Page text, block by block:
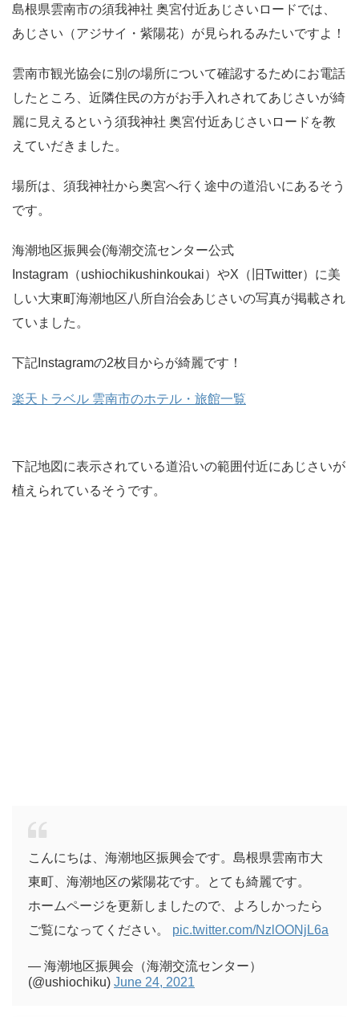
島根県雲南市の須我神社 奥宮付近あじさいロードでは、
あじさい（アジサイ・紫陽花）が見られるみたいですよ！
雲南市観光協会に別の場所について確認するためにお電話
したところ、近隣住民の方がお手入れされてあじさいが綺
麗に見えるという須我神社 奥宮付近あじさいロードを教
えていだきました。
場所は、須我神社から奥宮へ行く途中の道沿いにあるそう
です。
海潮地区振興会(海潮交流センター公式
Instagram（ushiochikushinkoukai）やX（旧Twitter）に美
しい大東町海潮地区八所自治会あじさいの写真が掲載され
ていました。
下記Instagramの2枚目からが綺麗です！
楽天トラベル 雲南市のホテル・旅館一覧
下記地図に表示されている道沿いの範囲付近にあじさいが
植えられているそうです。
こんにちは、海潮地区振興会です。島根県雲南市大
東町、海潮地区の紫陽花です。とても綺麗です。
ホームページを更新しましたので、よろしかったら
ご覧になってください。 pic.twitter.com/NzlOONjL6a
— 海潮地区振興会（海潮交流センター）
(@ushiochiku) June 24, 2021